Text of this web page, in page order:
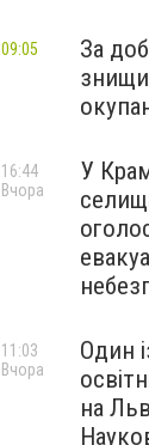
За
09:05
У
16:44
Вчора
Один
на
11:03
Вчора